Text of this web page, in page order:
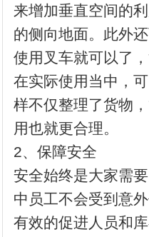
来增加垂直空间的
的侧向地面。此外
使用叉车就可以了
在实际使用当中，
样不仅整理了货物
用也就更合理。
2、保障安全
安全始终是大家需
中员工不会受到意
有效的促进人员和